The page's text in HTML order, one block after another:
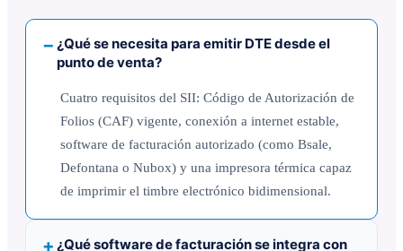
¿Qué se necesita para emitir DTE desde el
punto de venta?
Cuatro requisitos del SII: Código de Autorización de
Folios (CAF) vigente, conexión a internet estable,
software de facturación autorizado (como Bsale,
Defontana o Nubox) y una impresora térmica capaz
de imprimir el timbre electrónico bidimensional.
¿Qué software de facturación se integra con